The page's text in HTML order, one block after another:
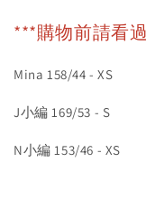
***購物前請看
Mina 158/44 - XS
J小編 169/53 - S
N小編 153/46 - XS